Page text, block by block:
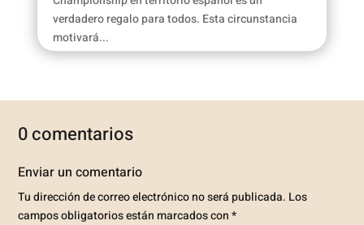
verdadero regalo para todos. Esta circunstancia
motivará...
0 comentarios
Enviar un comentario
Tu dirección de correo electrónico no será publicada. Los
campos obligatorios están marcados con*